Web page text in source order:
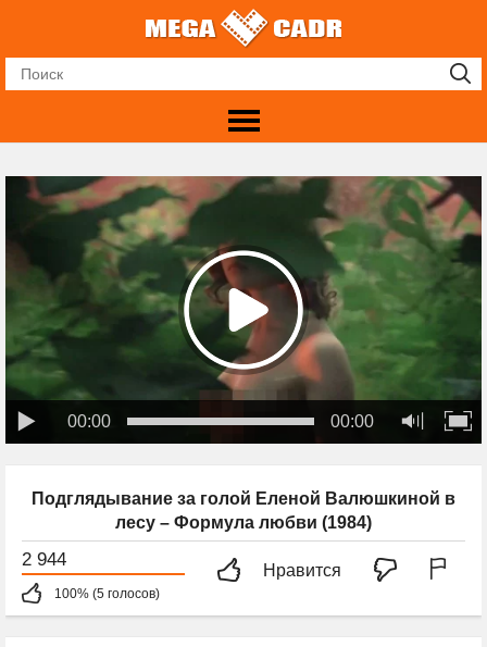
00:00 00:00
Подглядывание за голой Еленой Валюшкиной в
лесу – Формула любви (1984)
2 944
100% (5 голосов)
Нравится